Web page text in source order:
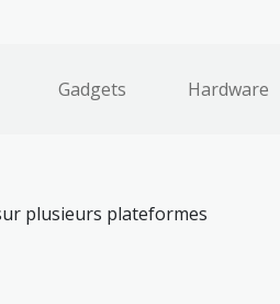
Gadgets Hardware
plusieurs plateformes